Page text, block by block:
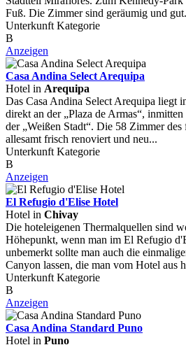
Fuß. Die Zimmer sind geräumig und
Unterkunft Kategorie
B
Anzeigen
Casa Andina Select Arequipa
Hotel in Arequipa
Das Casa Andina Select Arequipa liegt
direkt an der „Plaza de Armas“,
der „Weißen Stadt“. Die 58 Zimmer
allesamt frisch renoviert und neu...
Unterkunft Kategorie
B
Anzeigen
El Refugio d'Elise Hotel
Hotel in Chivay
Die hoteleigenen Thermalquellen sind
Höhepunkt, wenn man im El Refugio
unbemerkt sollte man auch die
Canyon lassen, die man vom Hotel aus
Unterkunft Kategorie
B
Anzeigen
Casa Andina Standard Puno
Hotel in Puno